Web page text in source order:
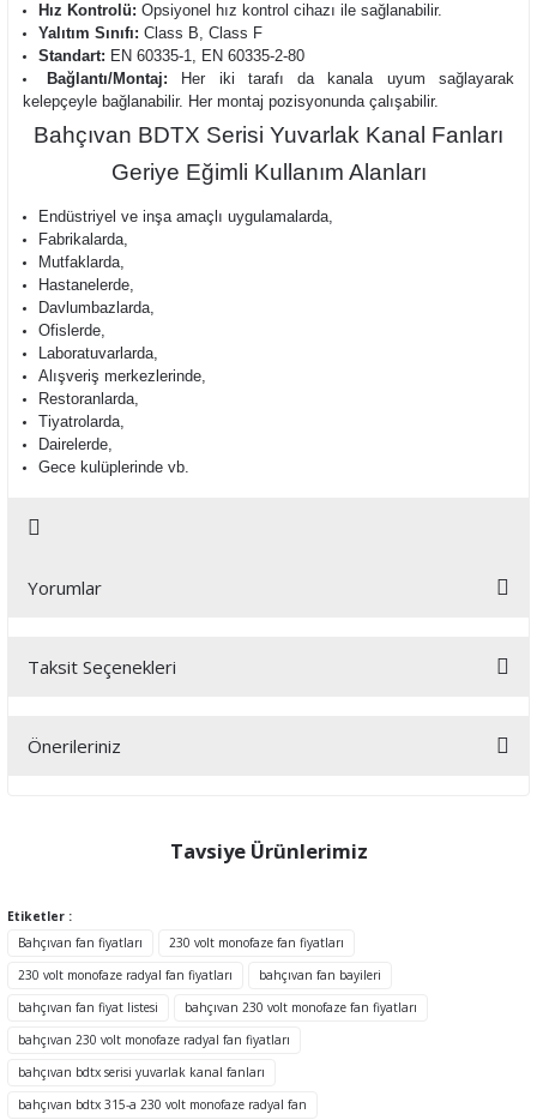
Hız Kontrolü: Opsiyonel hız kontrol cihazı ile sağlanabilir.
Yalıtım Sınıfı: Class B, Class F
Standart: EN 60335-1, EN 60335-2-80
Bağlantı/Montaj: Her iki tarafı da kanala uyum sağlayarak
kelepçeyle bağlanabilir. Her montaj pozisyonunda çalışabilir.
Bahçıvan BDTX Serisi Yuvarlak Kanal Fanları
Geriye Eğimli Kullanım Alanları
Endüstriyel ve inşa amaçlı uygulamalarda,
Fabrikalarda,
Mutfaklarda,
Hastanelerde,
Davlumbazlarda,
Ofislerde,
Laboratuvarlarda,
Alışveriş merkezlerinde,
Restoranlarda,
Tiyatrolarda,
Dairelerde,
Gece kulüplerinde vb.
Yorumlar
Bu ürüne ilk yorumu siz yapın!
Taksit Seçenekleri
Önerileriniz
tarafımıza iletebilirsiniz.
Görüş ve önerileriniz için teşekkür ederiz.
Ürün fiyatı diğer sitelerden daha pahalı.
Bu ürüne benzer farklı alternatifler olmalı.
Tavsiye Ürünlerimiz
TÜKENDİ
Etiketler :
Bahçıvan fan fiyatları
230 volt monofaze fan fiyatları
230 volt monofaze radyal fan fiyatları
bahçıvan fan bayileri
bahçıvan fan fiyat listesi
bahçıvan 230 volt monofaze fan fiyatları
bahçıvan 230 volt monofaze radyal fan fiyatları
bahçıvan bdtx serisi yuvarlak kanal fanları
bahçıvan bdtx 315-a 230 volt monofaze radyal fan